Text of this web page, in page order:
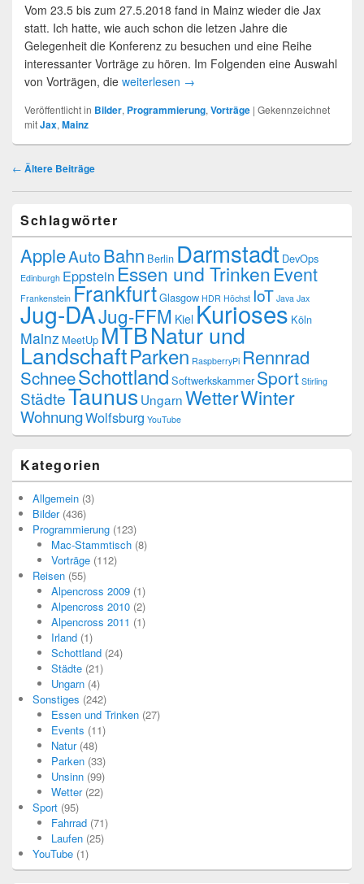
Vom 23.5 bis zum 27.5.2018 fand in Mainz wieder die Jax
statt. Ich hatte, wie auch schon die letzen Jahre die
Gelegenheit die Konferenz zu besuchen und eine Reihe
interessanter Vorträge zu hören. Im Folgenden eine Auswahl
von Vorträgen, die weiterlesen →
Veröffentlicht in Bilder, Programmierung, Vorträge | Gekennzeichnet
mitJax, Mainz
Beitragsnavigation
← Ältere Beiträge
Schlagwörter
AppleAutoBahn Berlin Darmstadt DevOps
Edinburgh Eppstein Essen und TrinkenEvent
Frankenstein FrankfurtGlasgow HDR Höchst IoT Java Jax
Jug-DAJug-FFM KielKurioses Köln
Mainz MeetUpMTBNatur und
LandschaftParken RaspberryPi Rennrad
SchneeSchottland Softwerkskammer Sport Stirling
StädteTaunusUngarnWetterWinter
WohnungWolfsburg YouTube
Kategorien
Allgemein (3)
Bilder(436)
Programmierung (123)
Mac-Stammtisch(8)
Vorträge(112)
Reisen (55)
Alpencross 2009(1)
Alpencross 2010(2)
Alpencross 2011 (1)
Irland(1)
Schottland(24)
Städte(21)
Ungarn(4)
Sonstiges (242)
Essen und Trinken(27)
Events (11)
Natur(48)
Parken(33)
Unsinn(99)
Wetter(22)
Sport (95)
Fahrrad(71)
Laufen(25)
YouTube (1)